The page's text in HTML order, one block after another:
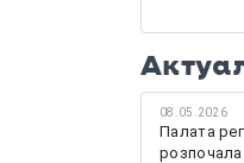
08.05.2026
Палата